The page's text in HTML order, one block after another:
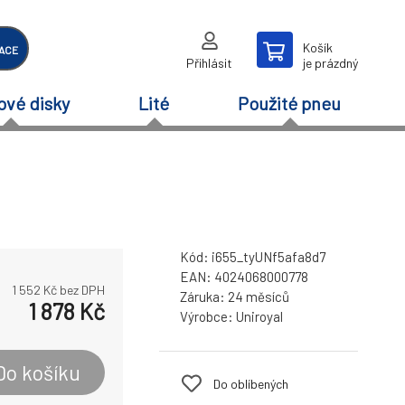
Přihlásit
Košík
je prázdný
disky Lité Použité pneu
1 552 Kč bez DPH
1 878 Kč
košíku
Kód: i655_tyUNf5afa8d7
EAN: 4024068000778
Záruka: 24 měsíců
Výrobce: Uniroyal
Do oblíbených